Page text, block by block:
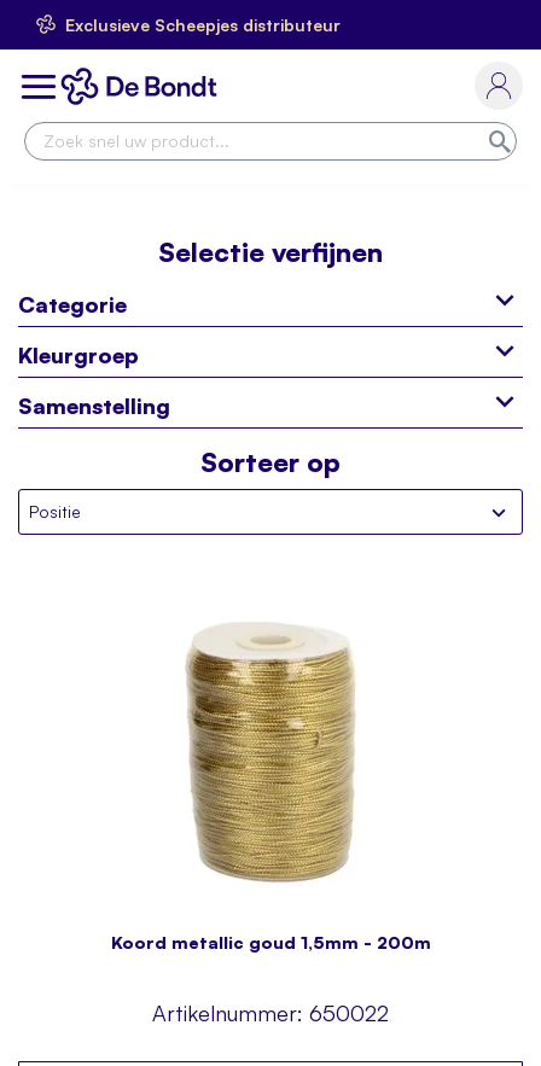
Exclusieve Scheepjes distributeur
Ga
naar
de
Toggle
Selectie verfijnen
Categorie
Kleurgroep
Samenstelling
Sorteer op
Koord metallic goud 1,5mm - 200m
Artikelnummer: 650022